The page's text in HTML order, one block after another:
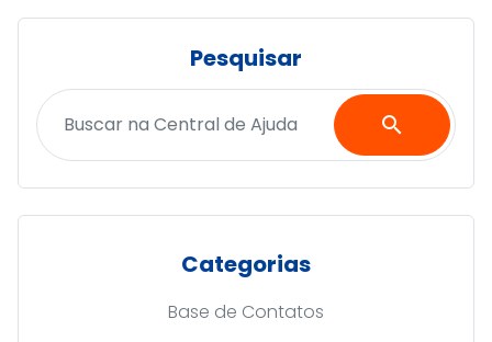
Pesquisar
search
Categorias
Base de Contatos